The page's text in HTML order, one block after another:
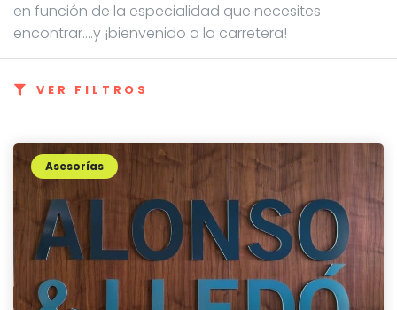
en función de la especialidad que necesites
encontrar....y ¡bienvenido a la carretera!
VER FILTROS
Asesorías